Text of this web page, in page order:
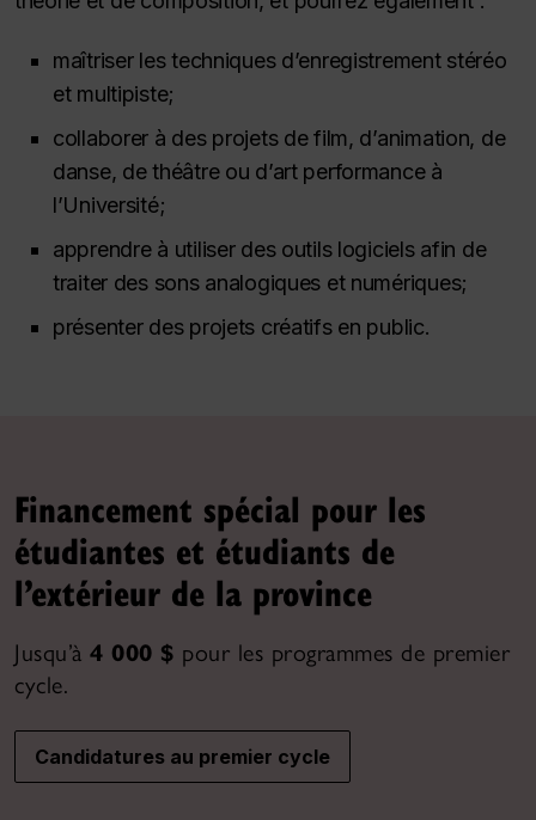
maîtriser les techniques d’enregistrement stéréo
et multipiste;
collaborer à des projets de film, d’animation, de
danse, de théâtre ou d’art performance à
l’Université;
apprendre à utiliser des outils logiciels afin de
traiter des sons analogiques et numériques;
présenter des projets créatifs en public.
Financement spécial pour les
étudiantes et étudiants de
l’extérieur de la province
Jusqu’à 4 000 $ pour les programmes de premier
cycle.
Candidatures au premier cycle